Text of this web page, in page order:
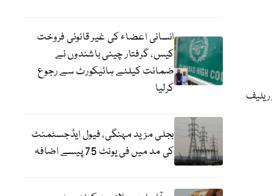
ریلیف
انسانی اعضاء کی غیر قانونی فروخت
کیس، گرفتار چینی باشندوں نے
ضمانت کیلئے ہائیکورٹ سے رجوع
کرلیا
بجلی مزید مہنگی، فیول ایڈجسٹمنٹ
کی مد میں فی یونٹ 75 پیسے اضافہ